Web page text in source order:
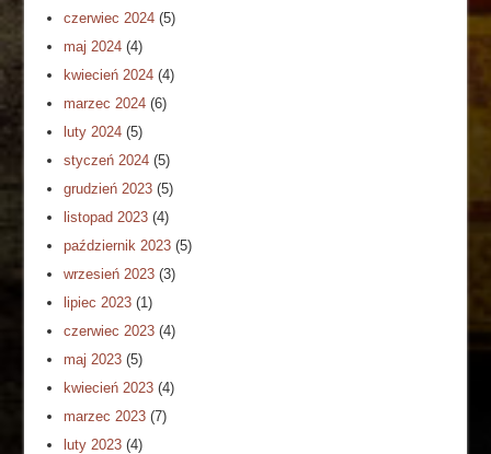
czerwiec 2024 (5)
maj 2024 (4)
kwiecień 2024 (4)
marzec 2024 (6)
luty 2024 (5)
styczeń 2024 (5)
grudzień 2023 (5)
listopad 2023 (4)
październik 2023 (5)
wrzesień 2023 (3)
lipiec 2023 (1)
czerwiec 2023 (4)
maj 2023 (5)
kwiecień 2023 (4)
marzec 2023 (7)
luty 2023 (4)